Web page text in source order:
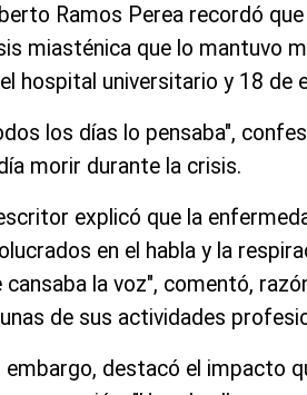
Ramos Perea recordó
miasténica que lo mantuvo
hospital universitario y 18 de
los días lo pensaba",
morir durante la crisis.
explicó que la
en el habla y la
cansaba la voz", comentó,
de sus actividades
embargo, destacó el impacto